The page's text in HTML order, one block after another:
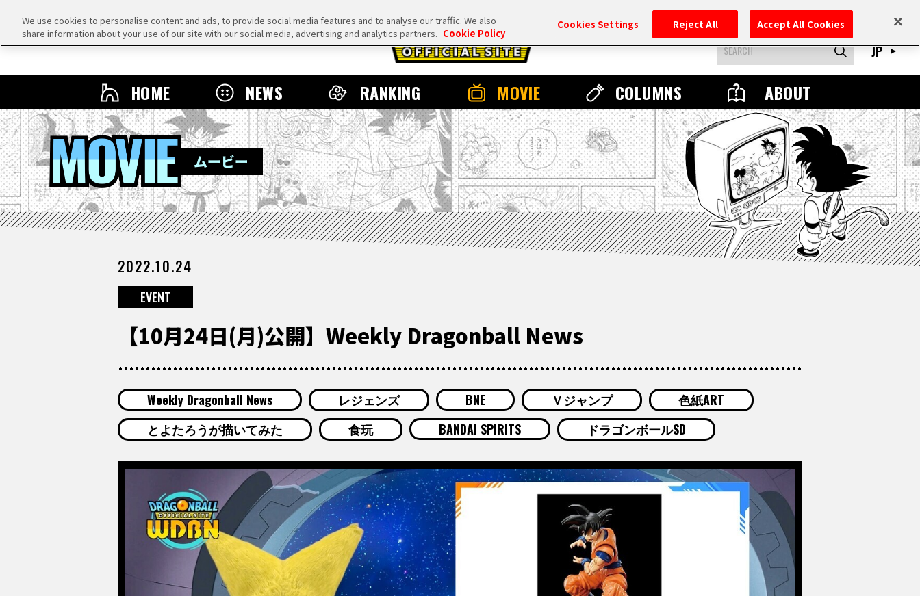
HOME NEWS RANKING MOVIE COLUMNS ABOUT
JP
MOVIE
ムービー
2022.10.24
EVENT
【10月24日(月)公開】Weekly Dragonball News
Weekly Dragonball News レジェンズ BNE Ｖジャンプ
色紙ART
とよたろうが描いてみた
食玩 BANDAI SPIRITS ドラゴンボールSD
We use cookies to personalise content and ads, to provide social media features and to analyse our traffic. We also
share information about your use of our site with our social media, advertising and analytics partners. Cookie Policy
Cookies Settings Reject All Accept All Cookies